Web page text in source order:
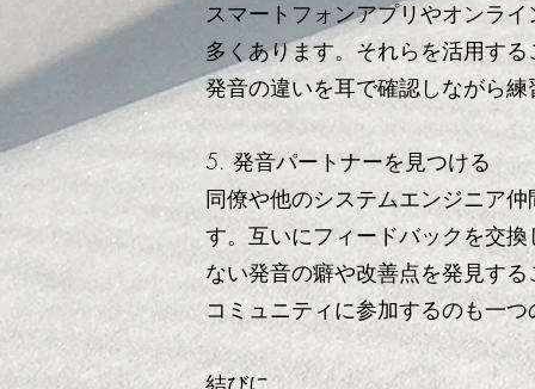
スマートフォンアプリやオンラ
多くあります。それらを活用す
発音の違いを耳で確認しながら
5. 発音パートナーを見つける
同僚や他のシステムエンジニア
す。互いにフィードバックを交
ない発音の癖や改善点を発見す
コミュニティに参加するのも一
結びに